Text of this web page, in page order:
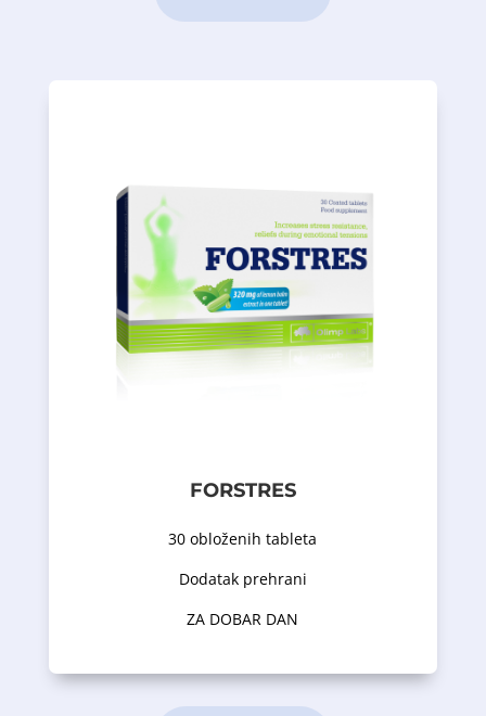
FORSTRES
30 obloženih tableta
Dodatak prehrani
ZA DOBAR DAN
Opis proizvoda
Forstres™ je dodatak prehrani dostupan
kompoziciju pažljivo odabranih biljnih